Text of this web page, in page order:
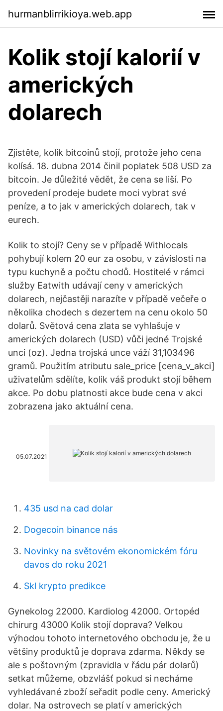
hurmanblirrikioya.web.app
Kolik stojí kalorií v
amerických
dolarech
Zjistěte, kolik bitcoinů stojí, protože jeho cena
kolísá. 18. dubna 2014 činil poplatek 508 USD za
bitcoin. Je důležité vědět, že cena se liší. Po
provedení prodeje budete moci vybrat své
peníze, a to jak v amerických dolarech, tak v
eurech.
Kolik to stojí? Ceny se v případě Withlocals
pohybují kolem 20 eur za osobu, v závislosti na
typu kuchyně a počtu chodů. Hostitelé v rámci
služby Eatwith udávají ceny v amerických
dolarech, nejčastěji narazíte v případě večeře o
několika chodech s dezertem na cenu okolo 50
dolarů. Světová cena zlata se vyhlašuje v
amerických dolarech (USD) vůči jedné Trojské
unci (oz). Jedna trojská unce váží 31,103496
gramů. Použitím atributu sale_price [cena_v_akci]
uživatelům sdělíte, kolik váš produkt stojí během
akce. Po dobu platnosti akce bude cena v akci
zobrazena jako aktuální cena.
05.07.2021
435 usd na cad dolar
Dogecoin binance nás
Novinky na světovém ekonomickém fóru
davos do roku 2021
Skl krypto predikce
Gynekolog 22000. Kardiolog 42000. Ortopéd
chirurg 43000 Kolik stojí doprava? Velkou
výhodou tohoto internetového obchodu je, že u
většiny produktů je doprava zdarma. Někdy se
ale s poštovným (zpravidla v řádu pár dolarů)
setkat můžeme, obzvlášť pokud si necháme
vyhledávané zboží seřadit podle ceny. Americký
dolar. Na ostrovech se platí v amerických